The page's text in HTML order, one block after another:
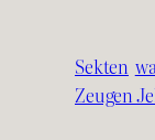
Sekten
Zeugen